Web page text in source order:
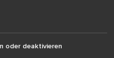
oder deaktivieren